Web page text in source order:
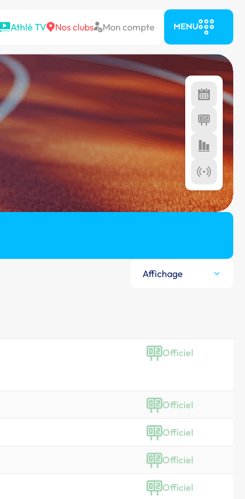
Athlé TV Nos clubs Mon compte MENU
Affichage
Officiel
Officiel
Officiel
Officiel
Officiel